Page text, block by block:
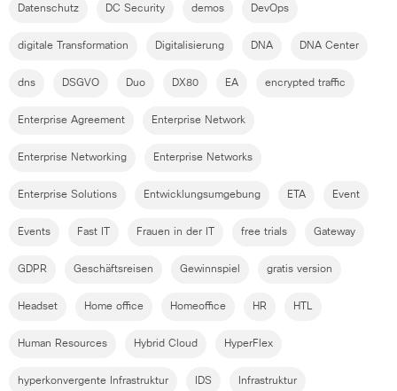
Datenschutz DC Security demos DevOps
digitale Transformation Digitalisierung DNA DNA Center
dns DSGVO Duo DX80 EA encrypted traffic
Enterprise Agreement Enterprise Network
Enterprise Networking Enterprise Networks
Enterprise Solutions Entwicklungsumgebung ETA Event
Events Fast IT Frauen in der IT free trials Gateway
GDPR Geschäftsreisen Gewinnspiel gratis version
Headset Home office Homeoffice HR HTL
Human Resources Hybrid Cloud HyperFlex
hyperkonvergente Infrastruktur IDS Infrastruktur